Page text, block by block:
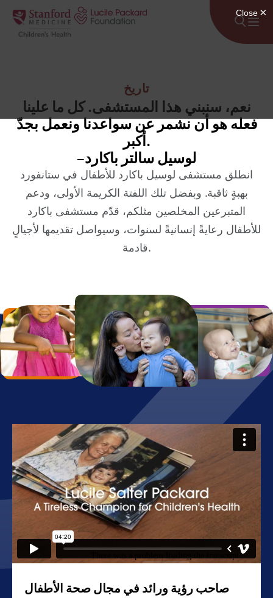
انتقل إلى المحتوى
تاريخ
نعم، سنبني هذا المستشفى. كل ما علينا
فعله هو أن نشمر عن سواعدنا ونعمل بجدّ
أكبر.
–لوسيل سالتر باكارد
انطلق مستشفى لوسيل باكارد للأطفال في ستانفورد
بهبةٍ ثاقبة. وبفضل تلك اللفتة الكريمة الأولى، ودعم
المتبرعين المخلصين مثلكم، قدّم مستشفى باكارد
للأطفال رعايةً إنسانيةً لسنوات، وسيواصل تقديمها لأجيالٍ
قادمة.
صاحب رؤية ورائد في مجال صحة الأطفال